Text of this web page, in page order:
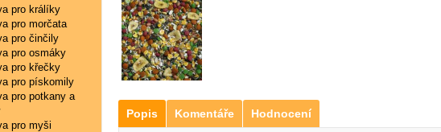
pro králíky
pro morčata
pro činčily
pro osmáky
pro křečky
pro pískomily
pro potkany a
pro myši
Popis Komentáře Hodnocení